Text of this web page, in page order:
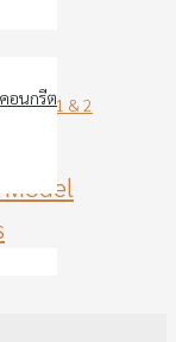
อนกรีต
Model